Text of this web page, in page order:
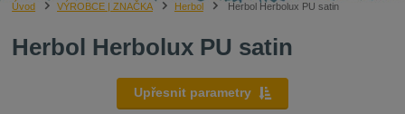
Úvod VÝROBCE | ZNAČKA Herbol Herbol Herbolux PU satin
Herbol Herbolux PU satin
Upřesnit parametry